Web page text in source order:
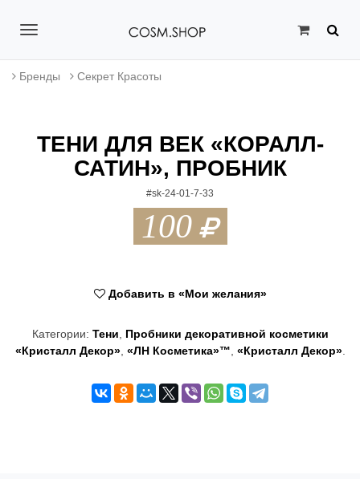
T
o
Бренды Секрет Красоты
ТЕНИ ДЛЯ ВЕК «КОРАЛЛ-
САТИН», ПРОБНИК
#sk-24-01-7-33
100
Добавить в «Мои желания»
Категории: Тени
Пробники декоративной косметики
«Кристалл Декор», «ЛН Косметика»™ «Кристалл Декор».